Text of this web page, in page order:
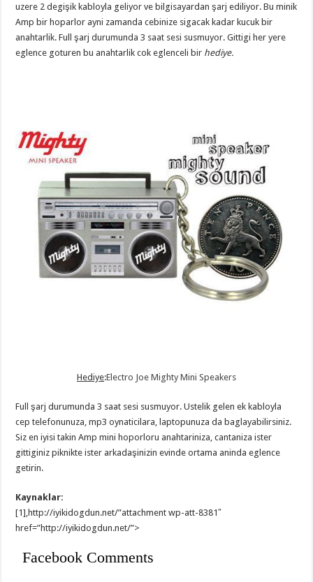
uzere 2 degişik kabloyla geliyor ve bilgisayardan şarj ediliyor. Bu minik
Amp bir hoparlor ayni zamanda cebinize sigacak kadar kucuk bir
anahtarlik. Full şarj durumunda 3 saat sesi susmuyor. Gittigi her yere
eglence goturen bu anahtarlik cok eglenceli bir hediye.
Hediye:Electro Joe Mighty Mini Speakers
Full şarj durumunda 3 saat sesi susmuyor. Ustelik gelen ek kabloyla
cep telefonunuza, mp3 oynaticilara, laptopunuza da baglayabilirsiniz.
Siz en iyisi takin Amp mini hoporloru anahtariniza, cantaniza ister
gittiginiz piknikte ister arkadaşinizin evinde ortama aninda eglence
getirin.
Kaynaklar:
[1],http://iyikidogdun.net/”attachment wp-att-8381″
href=”http://iyikidogdun.net/”>
Facebook Comments